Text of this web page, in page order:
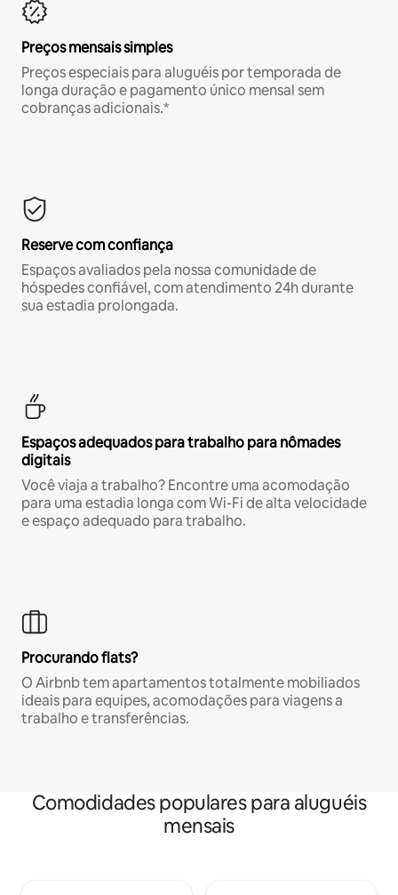
Preços mensais simples
Preços especiais para aluguéis por temporada de
longa duração e pagamento único mensal sem
cobranças adicionais.*
Reserve com confiança
Espaços avaliados pela nossa comunidade de
hóspedes confiável, com atendimento 24h durante
sua estadia prolongada.
Espaços adequados para trabalho para nômades
digitais
Você viaja a trabalho? Encontre uma acomodação
para uma estadia longa com Wi-Fi de alta velocidade
e espaço adequado para trabalho.
Procurando flats?
O Airbnb tem apartamentos totalmente mobiliados
ideais para equipes, acomodações para viagens a
trabalho e transferências.
Comodidades populares para aluguéis
mensais